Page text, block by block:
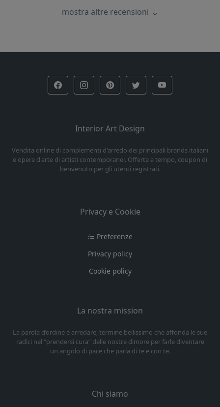
mostra altre recensioni
Interior Art Design
Vendita online di complementi d'arredo dei principali brands italiani
e opere d'arte di artisti contemporanei. Offerte a tempo, coupon di
benvenuto per gli utenti registrati.
Privacy e Cookie
Preferenze
Privacy policy
Cookie policy
La nostra mission
La parola d’ordine è arredare, termine bellissimo che affonda le sue
radici nel “prendersi cura” delle nostre dimore per farle diventare
un angolo di pace che parla di te e con te.
Chi siamo